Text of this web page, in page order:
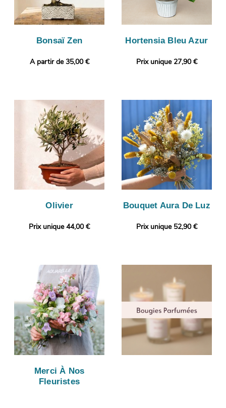
Bonsaï Zen
A partir de 35,00 €
Hortensia Bleu Azur
Prix unique 27,90 €
Olivier
Prix unique 44,00 €
Bouquet Aura De Luz
Prix unique 52,90 €
Merci À Nos
Fleuristes